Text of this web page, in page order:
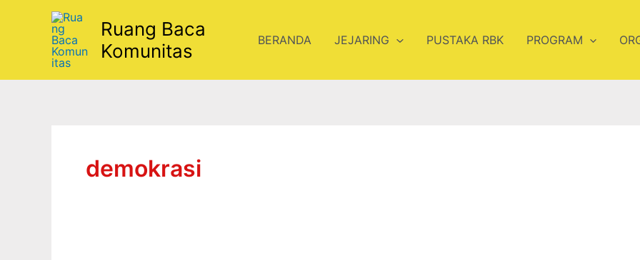
Ruang Baca
Komunitas
BERANDA JEJARING PUSTAKA RBK PROGRAM
demokrasi